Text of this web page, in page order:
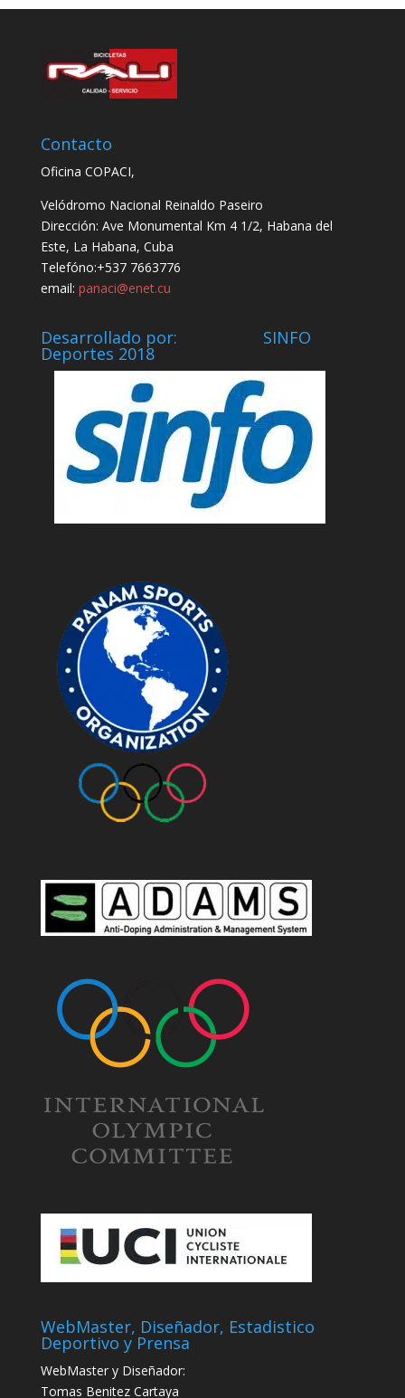
Contacto
Oficina COPACI,
Velódromo Nacional Reinaldo Paseiro
Dirección: Ave Monumental Km 4 1/2, Habana del
Este, La Habana, Cuba
Telefóno:+537 7663776
email: panaci@enet.cu
Desarrollado por: SINFO
Deportes 2018
WebMaster, Diseñador, Estadistico
Deportivo y Prensa
WebMaster y Diseñador:
Tomas Benitez Cartaya